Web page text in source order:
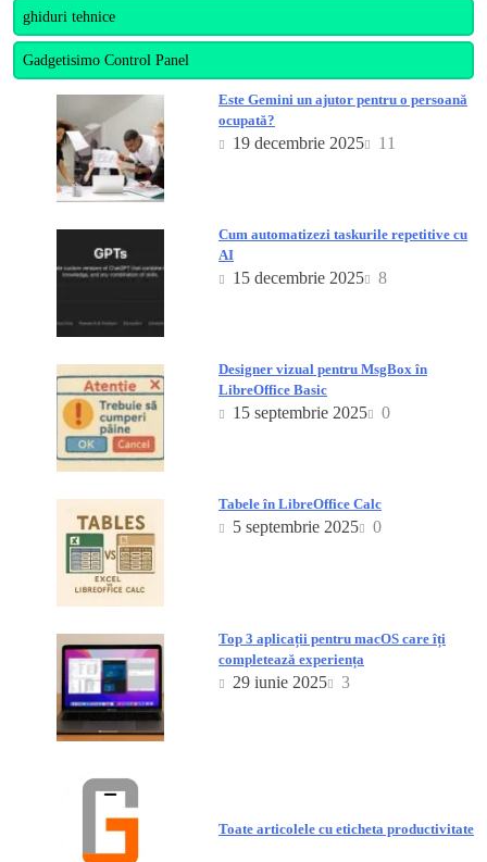
ghiduri tehnice
Gadgetisimo Control Panel
Este Gemini un ajutor pentru o persoană
ocupată?
19 decembrie 2025 11
Cum automatizezi taskurile repetitive cu
AI
15 decembrie 2025 8
Designer vizual pentru MsgBox în
LibreOffice Basic
15 septembrie 2025 0
Tabele în LibreOffice Calc
5 septembrie 2025 0
Top 3 aplicații pentru macOS care îți
completează experiența
29 iunie 2025 3
Toate articolele cu eticheta productivitate